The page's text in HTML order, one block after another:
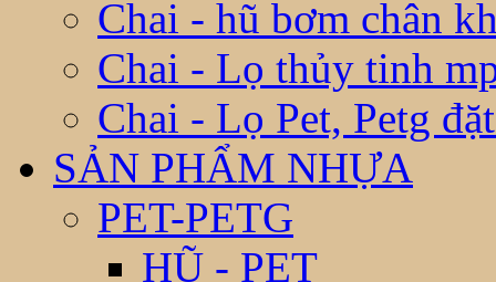
Chai - hũ bơm chân
Chai - Lọ thủy tinh
Chai - Lọ Pet, Petg
SẢN PHẨM NHỰA
PET-PETG
HŨ - PET